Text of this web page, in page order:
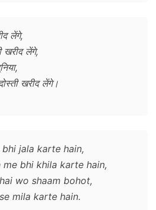
लेंगे,
खरीद लेंगे,
खरीद लेंगे।
jala karte hain,
bhi khila karte hain,
wo shaam bohot,
mila karte hain.